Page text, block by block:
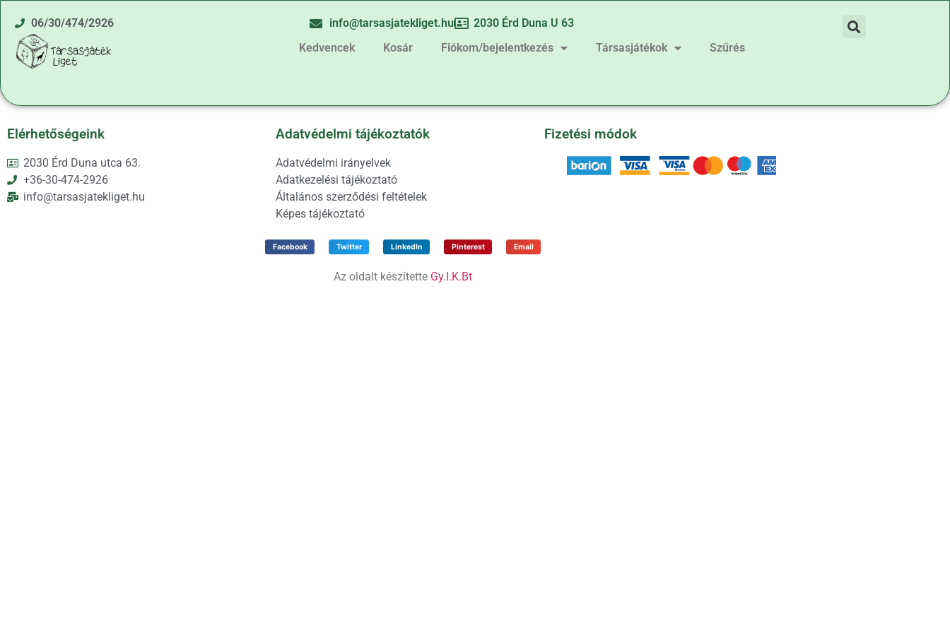
06/30/474/2926 info@tarsasjatekliget.hu
2030 Érd Duna U 63
Kedvencek
Kosár Fiókom/bejelentkezés Társasjátékok Szűrés
Elérhetőségeink
2030 Érd Duna utca 63.
+36-30-474-2926
info@tarsasjatekliget.hu
Adatvédelmi tájékoztatók
Adatvédelmi irányelvek
Adatkezelési tájékoztató
Általános szerződési feltételek
Képes tájékoztató
Fizetési módok
Facebook Twitter LinkedIn Pinterest Email
Az oldalt készítette Gy.I.K.Bt